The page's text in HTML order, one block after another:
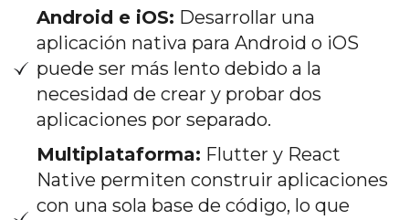
Android e iOS: Desarrollar una
aplicación nativa para Android o iOS
puede ser más lento debido a la
necesidad de crear y probar dos
aplicaciones por separado.
Multiplataforma: Flutter y React
Native permiten construir aplicaciones
con una sola base de código, lo que